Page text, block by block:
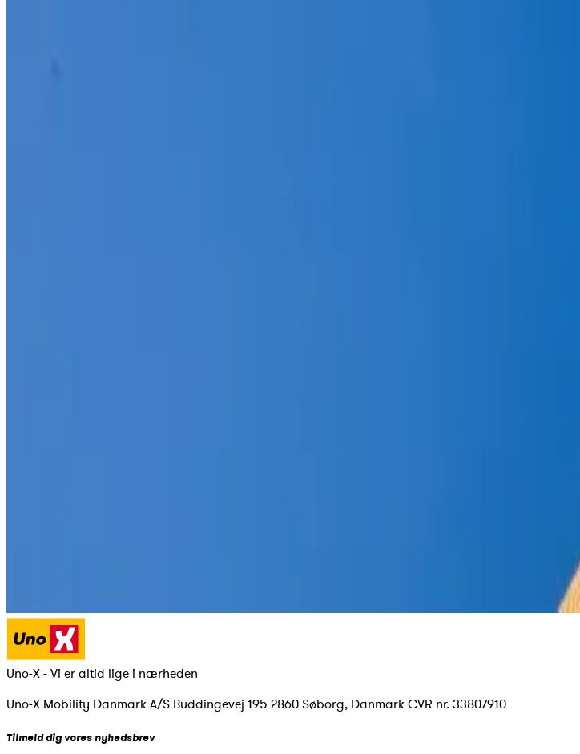
Uno-X - Vi er altid lige i nærheden
Uno-X Mobility Danmark A/S Buddingevej 195 2860 Søborg, Danmark CVR nr. 33807910
Tilmeld dig vores nyhedsbrev